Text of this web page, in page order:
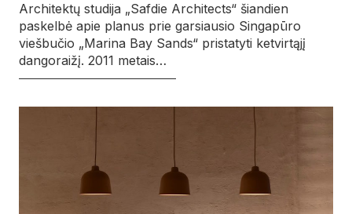
Architektų studija „Safdie Architects“ šiandien
paskelbė apie planus prie garsiausio Singapūro
viešbučio „Marina Bay Sands“ pristatyti ketvirtąjį
dangoraižį. 2011 metais…